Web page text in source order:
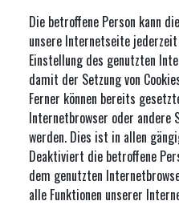
Die betroffene Person kann
unsere Internetseite
Einstellung des genutzten
damit der Setzung von
Ferner können bereits
Internetbrowser oder andere
werden. Dies ist in allen
Deaktiviert die betroffene
dem genutzten
alle Funktionen unserer